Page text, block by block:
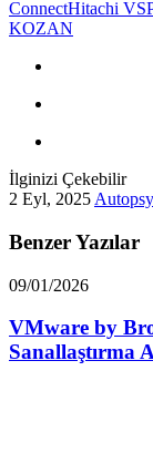
ConnectHitachi
KOZAN
İlginizi Çekebilir
2 Eyl, 2025
Benzer Yazılar
09/01/2026
VMware by
Sanallaştırma